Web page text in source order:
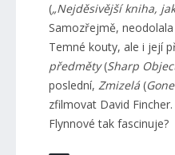
(„Nejděsivější kniha,
Samozřejmě,
Temné kouty, ale i její
předměty(Sharp
poslední, Zmizelá(
zfilmovat David
Flynnové tak fascinuje?